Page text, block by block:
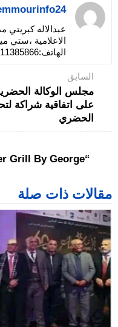
الهاتف:0611385866
السابق
مجلس الوكالة
على اتفاقية شراكة
الحضري
مقالات ذات صلة